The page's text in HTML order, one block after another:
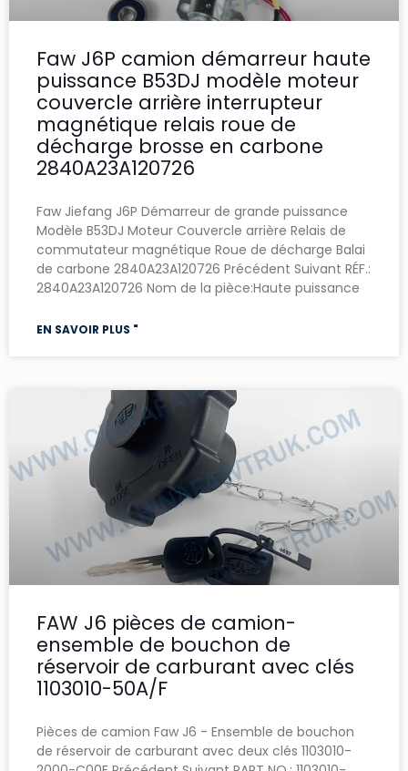
Faw J6P camion démarreur haute
puissance B53DJ modèle moteur
couvercle arrière interrupteur
magnétique relais roue de
décharge brosse en carbone
2840A23A120726
Faw Jiefang J6P Démarreur de grande puissance
Modèle B53DJ Moteur Couvercle arrière Relais de
commutateur magnétique Roue de décharge Balai
de carbone 2840A23A120726 Précédent Suivant RÉF.:
2840A23A120726 Nom de la pièce:Haute puissance
EN SAVOIR PLUS "
FAW J6 pièces de camion-
ensemble de bouchon de
réservoir de carburant avec clés
1103010-50A/F
Pièces de camion Faw J6 - Ensemble de bouchon
de réservoir de carburant avec deux clés 1103010-